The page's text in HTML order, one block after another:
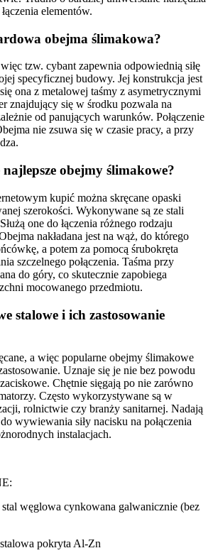
elementów.
obejma ślimakowa?
tzw. cybant zapewnia odpowiednią siłę
specyficznej budowy. Jej konstrukcja jest
ona z metalowej taśmy z asymetrycznymi
znajdujący się w środku pozwala na
od panujących warunków. Połączenie
nie zsuwa się w czasie pracy, a przy
najlepsze obejmy ślimakowe?
kupić można skręcane opaski
szerokości. Wykonywane są ze stali
one do łączenia różnego rodzaju
nakładana jest na wąż, do którego
a potem za pomocą śrubokręta
szczelnego połączenia. Taśma przy
do góry, co skutecznie zapobiega
mocowanego przedmiotu.
stalowe i ich zastosowanie
a więc popularne obejmy ślimakowe
Uznaje się je nie bez powodu
Chętnie sięgają po nie zarówno
Często wykorzystywane są w
rolnictwie czy branży sanitarnej. Nadają
wywiewania siły nacisku na połączenia
instalacjach.
stal węglowa cynkowana galwanicznie (bez
stalowa pokryta Al-Zn